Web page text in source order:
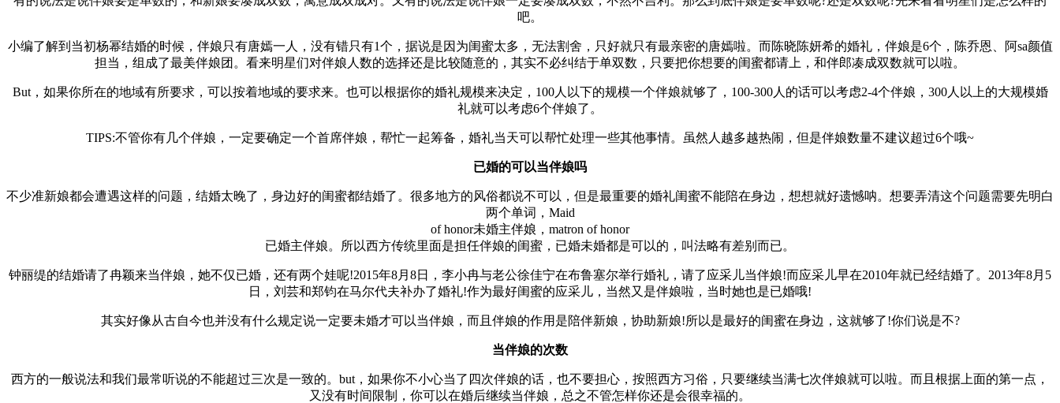
吧。
小编了解到当初杨幂结婚的时候，伴娘只有唐嫣一人，没有错只有1个，据说是因为闺蜜太多，无法割舍，只好就只有最亲密的唐嫣啦。而陈晓陈妍希的婚礼，伴娘是6个，陈乔恩、阿sa颜值
担当，组成了最美伴娘团。看来明星们对伴娘人数的选择还是比较随意的，其实不必纠结于单双数，只要把你想要的闺蜜都请上，和伴郎凑成双数就可以啦。
But，如果你所在的地域有所要求，可以按着地域的要求来。也可以根据你的婚礼规模来决定，100人以下的规模一个伴娘就够了，100-300人的话可以考虑2-4个伴娘，300人以上的大规模婚
礼就可以考虑6个伴娘了。
TIPS:不管你有几个伴娘，一定要确定一个首席伴娘，帮忙一起筹备，婚礼当天可以帮忙处理一些其他事情。虽然人越多越热闹，但是伴娘数量不建议超过6个哦~
已婚的可以当伴娘吗
不少准新娘都会遭遇这样的问题，结婚太晚了，身边好的闺蜜都结婚了。很多地方的风俗都说不可以，但是最重要的婚礼闺蜜不能陪在身边，想想就好遗憾呐。想要弄清这个问题需要先明白
两个单词，Maid
of honor未婚主伴娘，matron of honor
已婚主伴娘。所以西方传统里面是担任伴娘的闺蜜，已婚未婚都是可以的，叫法略有差别而已。
钟丽缇的结婚请了冉颖来当伴娘，她不仅已婚，还有两个娃呢!2015年8月8日，李小冉与老公徐佳宁在布鲁塞尔举行婚礼，请了应采儿当伴娘!而应采儿早在2010年就已经结婚了。2013年8月5
日，刘芸和郑钧在马尔代夫补办了婚礼!作为最好闺蜜的应采儿，当然又是伴娘啦，当时她也是已婚哦!
其实好像从古自今也并没有什么规定说一定要未婚才可以当伴娘，而且伴娘的作用是陪伴新娘，协助新娘!所以是最好的闺蜜在身边，这就够了!你们说是不?
当伴娘的次数
西方的一般说法和我们最常听说的不能超过三次是一致的。but，如果你不小心当了四次伴娘的话，也不要担心，按照西方习俗，只要继续当满七次伴娘就可以啦。而且根据上面的第一点，
又没有时间限制，你可以在婚后继续当伴娘，总之不管怎样你还是会很幸福的。